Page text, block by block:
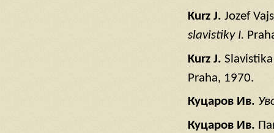
Kurz J. Jozef
slavistiky I.
Kurz J.
Praha, 1970.
Куцаров Ив.
Куцаров Ив.